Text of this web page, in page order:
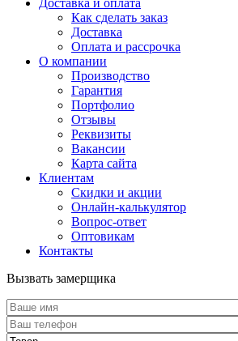
Доставка и оплата
Как сделать заказ
Доставка
Оплата и рассрочка
О компании
Производство
Гарантия
Портфолио
Отзывы
Реквизиты
Вакансии
Карта сайта
Клиентам
Скидки и акции
Онлайн-калькулятор
Вопрос-ответ
Оптовикам
Контакты
Вызвать замерщика